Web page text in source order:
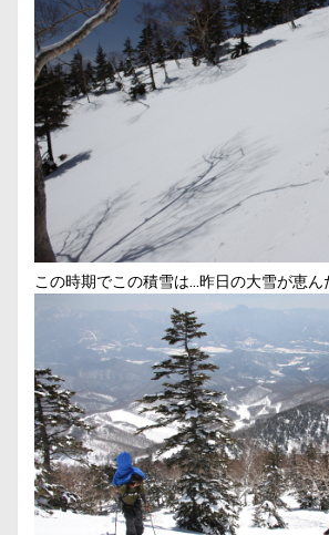
この時期でこの積雪は…昨日の大雪が恵ん